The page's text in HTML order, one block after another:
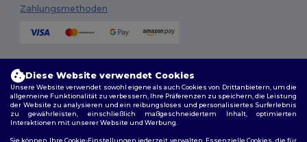
Zahlungsmethoden
Diese Website verwendet Cookies
Unsere Website verwendet sowohl eigene als auch Cookies von Drittanbietern, um die
allgemeine Funktionalität zu verbessern, Ihre Präferenzen zu speichern, die Leistung
der Website zu analysieren und ein reibungsloses und personalisiertes Surferlebnis
zu gewährleisten, einschließlich maßgeschneidertem Inhalt, optimierten
Interaktionen mit unserer Website und Werbung.
Sie können Ihre Cookie-Einstellungen jederzeit verwalten. Essenzielle Cookies, die für